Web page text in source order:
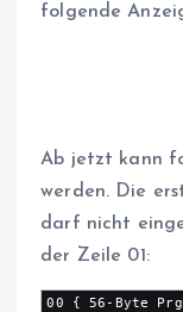
folgende
Ab jetzt kann
werden. Die
darf nicht
der Zeile 01:
00 { 56-Byte